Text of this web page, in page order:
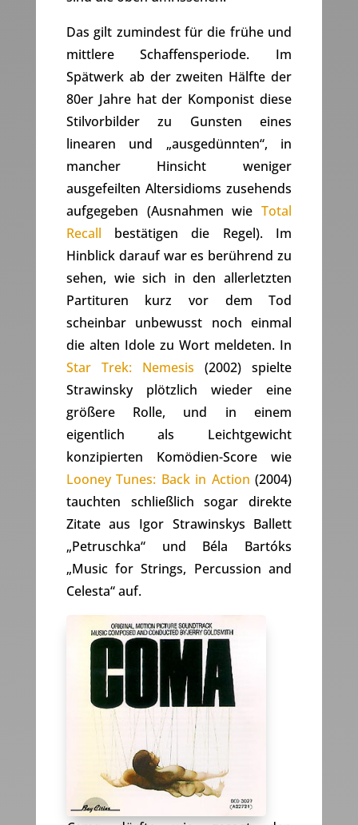
Das gilt zumindest für die frühe und
mittlere Schaffensperiode. Im
Spätwerk ab der zweiten Hälfte der
80er Jahre hat der Komponist diese
Stilvorbilder zu Gunsten eines
linearen und „ausgedünnten“, in
mancher Hinsicht weniger
ausgefeilten Altersidioms zusehends
aufgegeben (Ausnahmen wieTotal
Recall bestätigen die Regel). Im
Hinblick darauf war es berührend zu
sehen, wie sich in den allerletzten
Partituren kurz vor dem Tod
scheinbar unbewusst noch einmal
die alten Idole zu Wort meldeten. In
Star Trek: Nemesis (2002) spielte
Strawinsky plötzlich wieder eine
größere Rolle, und in einem
eigentlich als Leichtgewicht
konzipierten Komödien-Score wie
Looney Tunes: Back in Action (2004)
tauchten schließlich sogar direkte
Zitate aus Igor Strawinskys Ballett
„Petruschka“ und Béla Bartóks
„Music for Strings, Percussion and
Celesta“ auf.